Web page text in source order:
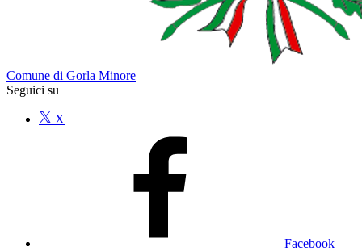
Comune di Gorla Minore
Seguici su
X
Facebook